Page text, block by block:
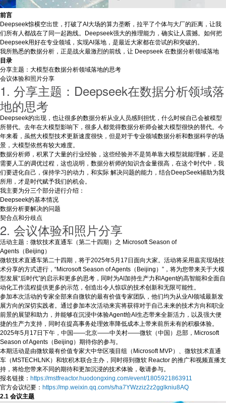
前言
Deepseek惊横空出世，打破了AI大场的算力垄断，拉平了个体与大厂的距离，让我
们所有人都战在了同一起跑线。Deepseek强大的推理能力，确实让人震撼。如何把
Deepseek用好在专业领域，实现AI落地，是最近大家都在尝试的和突破的。
我所熟悉的数据分析，正是战火最激烈的前线，让 Deepseek 在数据分析领域落地
目录
分享主题：大模型在数据分析领域落地的思考
会议体验和照片分享
1. 分享主题：Deepseek在数据分析领域落
地的思考
Deepseek的出现，也让很多的数据分析从业人员感到担忧，什么时候自己会被模型
所替代。去年在大模型影响下，很多人都觉得数据分析师会被大模型很快的替代。今
年来看，虽然大模型技术更新速度很快，但是对于专业领域数据分析和数据科学的场
景，大模型依然有较大难度。
数据分析师，积累了大量的行业经验，这些经验并不是简单靠大模型就能理解，还是
需要人工的调优过程，这也说明，数据分析师的知识含金量很高，在这个时代中，我
们要进化自己，保持学习的动力，和实际 解决问题的能力，结合DeepSeek辅助为我
所用，才是时代赋予我们的机会。
我主要为分三个部分进行介绍：
Deepseek的基本情况
数据分析要解决的问题
契合点和分歧点
2. 会议体验和照片分享
活动主题：微软技术直通车（第二十四期）之 Microsoft Season of
Agents（Beijing）
微软技术直通车第二十四期，将于2025年5月17日面向大家。活动将采用嘉宾现场技
术分享的方式进行，“Microsoft Season of Agents（Beijing）”，将为您带来关于大模
型发展“后时代”的启示和更多的思考，同时为AI加持生产力和Agent的高智能和全面自
动化工作流程提供更多的示范，创造出令人惊叹的技术创新和无限可能性。
参加本次活动的专家全部来自微软的最有价值专家团队，他们均为从业AI领域最新发
展方向的深切实践者。通过参加本次活动来宾将获得对于自己未来的技术方向和职业
前景的展望和助力，并能够在沉浸中体验Agent给AI生态带来全新活力，以及强大便
捷的生产力支持，同时在提高事务处理效率降低成本上带来前所未有的积极体验。
2025年5月17日下午，中国——北京——中关村——微软（中国）总部，Microsoft
Season of Agents（Beijing）期待你的参与。
本期活动是由微软最有价值专家大中华区项目组（Microsoft MVP）、微软技术直通
车（MSTECHLNK）和软积木联合主办，同时得到微软 Reactor 的推广和视频直播支
持，将给您带来不同的期待和更加沉浸的技术体验，敬请参与。
报名链接： https://mstfreactor.huodongxing.com/event/1805921863911
官方会议纪要： https://mp.weixin.qq.com/s/ha7YWzziz2z2gglkniu8AQ
2.1 会议主题